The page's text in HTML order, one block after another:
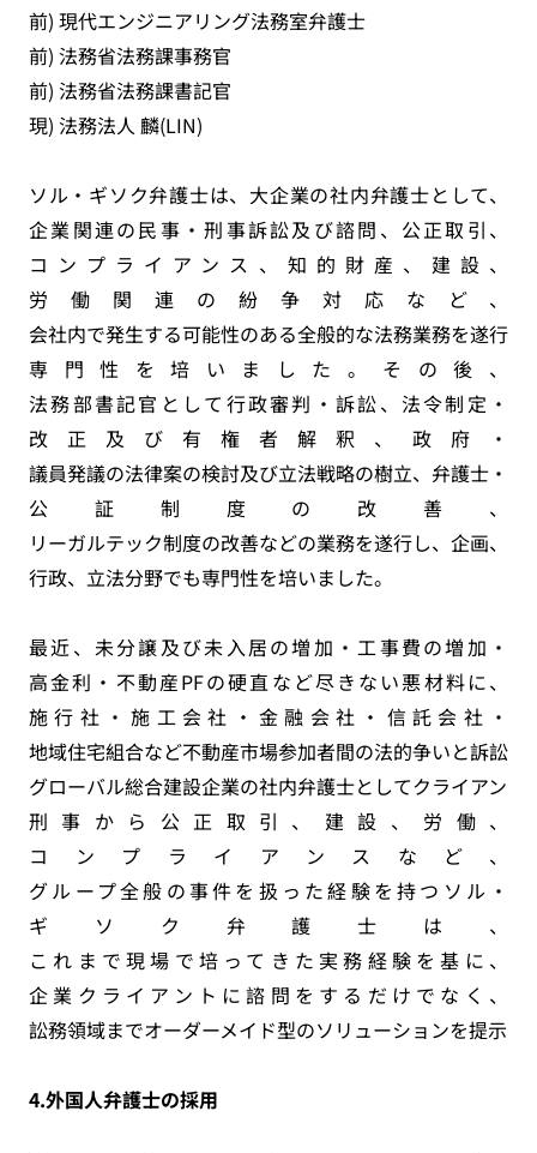
前) 現代エンジニアリング法務室弁護士
前) 法務省法務課事務官
前) 法務省法務課書記官
現) 法務法人 麟(LIN)
ソル・ギソク弁護士は、大企業の社内弁護士として、
企業関連の民事・刑事訴訟及び諮問、公正取引、
コンプライアンス、知的財産、建設、
労働関連の紛争対応など、
会社内で発生する可能性のある全般的な法務業務を遂行し
専門性を培いました。その後、
法務部書記官として行政審判・訴訟、法令制定・
改正及び有権者解釈、政府・
議員発議の法律案の検討及び立法戦略の樹立、弁護士・
公証制度の改善、
リーガルテック制度の改善などの業務を遂行し、企画、
行政、立法分野でも専門性を培いました。
最近、未分譲及び未入居の増加・工事費の増加・
高金利・不動産PFの硬直など尽きない悪材料に、
施行社・施工会社・金融会社・信託会社・
地域住宅組合など不動産市場参加者間の法的争いと訴訟
グローバル総合建設企業の社内弁護士としてクライアン
刑事から公正取引、建設、労働、
コンプライアンスなど、
グループ全般の事件を扱った経験を持つソル・
ギソク弁護士は、
これまで現場で培ってきた実務経験を基に、
企業クライアントに諮問をするだけでなく、
訟務領域までオーダーメイド型のソリューションを提示す
4.外国人弁護士の採用